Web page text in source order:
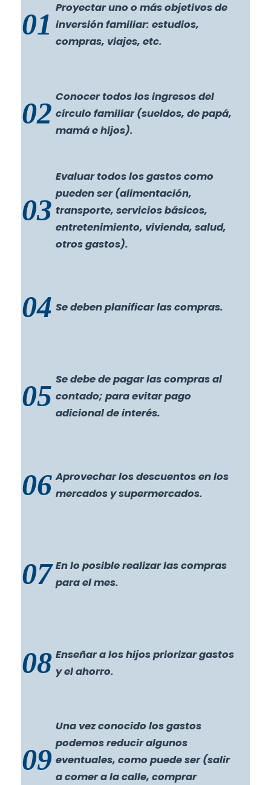
01
Proyectar uno o más objetivos de
inversión familiar: estudios,
compras, viajes, etc.
02
Conocer todos los ingresos del
círculo familiar (sueldos, de papá,
mamá e hijos).
03
Evaluar todos los gastos como
pueden ser (alimentación,
transporte, servicios básicos,
entretenimiento, vivienda, salud,
otros gastos).
04 Se deben planificar las compras.
05
Se debe de pagar las compras al
contado; para evitar pago
adicional de interés.
06 Aprovechar los descuentos en los
mercados y supermercados.
07 En lo posible realizar las compras
para el mes.
08 Enseñar a los hijos priorizar gastos
y el ahorro.
09
Una vez conocido los gastos
podemos reducir algunos
eventuales, como puede ser (salir
a comer a la calle, comprar